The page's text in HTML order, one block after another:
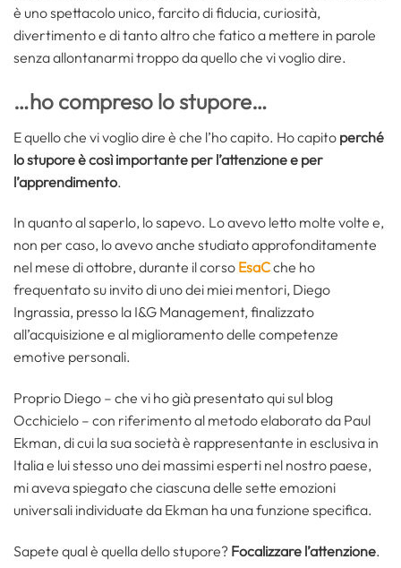
è uno spettacolo unico, farcito di fiducia, curiosità,
divertimento e di tanto altro che fatico a mettere in parole
senza allontanarmi troppo da quello che vi voglio dire.
…ho compreso lo stupore…
E quello che vi voglio dire è che l’ho capito. Ho capito perché
lo stupore è così importante per l’attenzione e per
l’apprendimento.
In quanto al saperlo, lo sapevo. Lo avevo letto molte volte e,
non per caso, lo avevo anche studiato approfonditamente
nel mese di ottobre, durante il corso EsaCche ho
frequentato su invito di uno dei miei mentori, Diego
Ingrassia, presso la I&G Management, finalizzato
all’acquisizione e al miglioramento delle competenze
emotive personali.
Proprio Diego – che vi ho già presentato qui sul blog
Occhicielo – con riferimento al metodo elaborato da Paul
Ekman, di cui la sua società è rappresentante in esclusiva in
Italia e lui stesso uno dei massimi esperti nel nostro paese,
mi aveva spiegato che ciascuna delle sette emozioni
universali individuate da Ekman ha una funzione specifica.
Sapete qual è quella dello stupore? Focalizzare l’attenzione.